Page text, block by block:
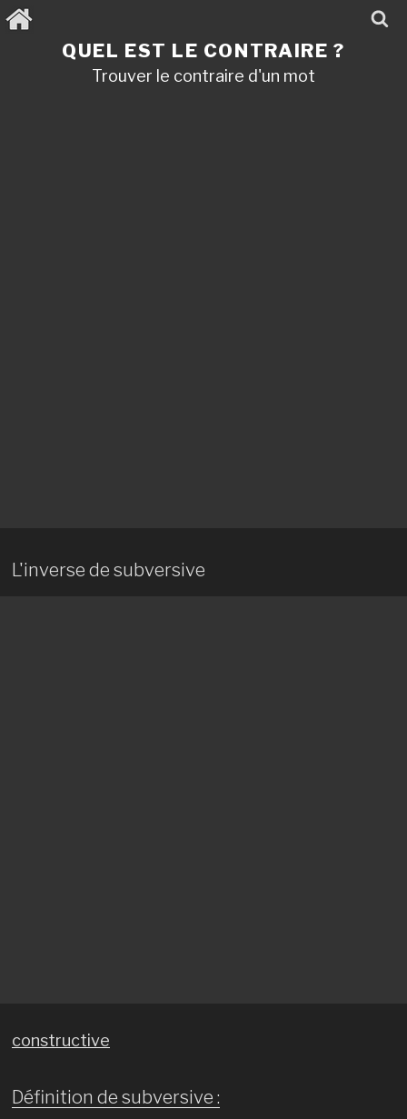
Aller
au
QUEL EST LE CONTRAIRE ?
Trouver le contraire d'un mot
L'inverse de subversive
constructive
Définition de subversive :